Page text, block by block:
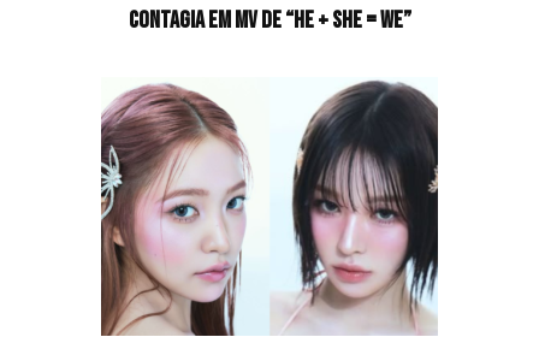
contagia em MV de “He + She = We”